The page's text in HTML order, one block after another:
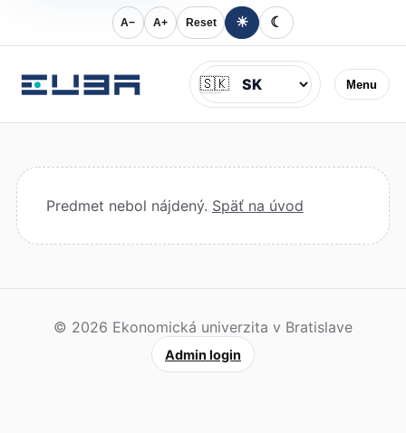
A− A+ Reset ☀ ☾
Menu
Jazyk
🇸🇰
Predmet nebol nájdený. Späť na úvod
© 2026 Ekonomická univerzita v Bratislave
Admin login